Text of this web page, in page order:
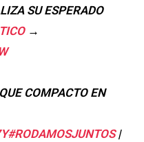
SU ESPERADO
→
COMPACTO EN
#RODAMOSJUNTOS|